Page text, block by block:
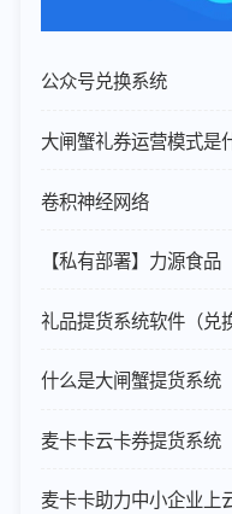
公众号兑换系统
大闸蟹礼券运营模式是
卷积神经网络
【私有部署】力源食品
礼品提货系统软件（兑
什么是大闸蟹提货系统
麦卡卡云卡券提货系统
麦卡卡助力中小企业上